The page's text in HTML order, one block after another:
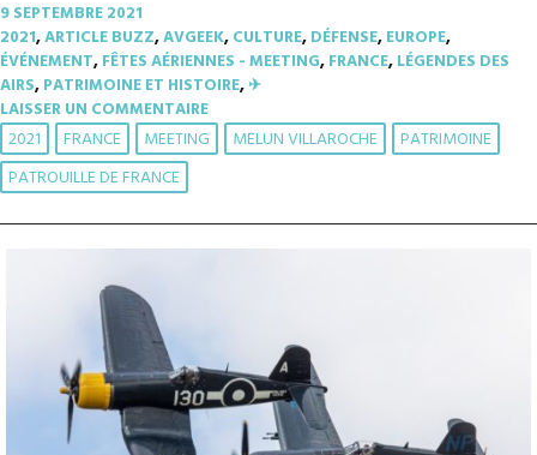
9 SEPTEMBRE 2021
2021,ARTICLE BUZZ,AVGEEK,CULTURE,DÉFENSE,EUROPE,
ÉVÉNEMENT,FÊTES AÉRIENNES - MEETING,FRANCE,LÉGENDES DES
AIRS,PATRIMOINE ET HISTOIRE,✈︎
LAISSER UN COMMENTAIRE
2021 FRANCE MEETING MELUN VILLAROCHE
PATRIMOINE
PATROUILLE DE FRANCE